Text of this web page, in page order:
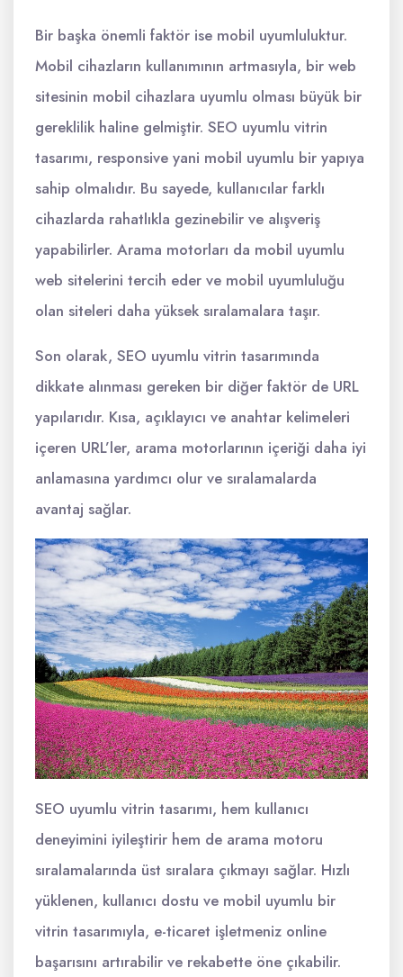
Bir başka önemli faktör ise mobil uyumluluktur.
Mobil cihazların kullanımının artmasıyla, bir web
sitesinin mobil cihazlara uyumlu olması büyük bir
gereklilik haline gelmiştir. SEO uyumlu vitrin
tasarımı, responsive yani mobil uyumlu bir yapıya
sahip olmalıdır. Bu sayede, kullanıcılar farklı
cihazlarda rahatlıkla gezinebilir ve alışveriş
yapabilirler. Arama motorları da mobil uyumlu
web sitelerini tercih eder ve mobil uyumluluğu
olan siteleri daha yüksek sıralamalara taşır.
Son olarak, SEO uyumlu vitrin tasarımında
dikkate alınması gereken bir diğer faktör de URL
yapılarıdır. Kısa, açıklayıcı ve anahtar kelimeleri
içeren URL’ler, arama motorlarının içeriği daha iyi
anlamasına yardımcı olur ve sıralamalarda
avantaj sağlar.
SEO uyumlu vitrin tasarımı, hem kullanıcı
deneyimini iyileştirir hem de arama motoru
sıralamalarında üst sıralara çıkmayı sağlar. Hızlı
yüklenen, kullanıcı dostu ve mobil uyumlu bir
vitrin tasarımıyla, e-ticaret işletmeniz online
başarısını artırabilir ve rekabette öne çıkabilir.